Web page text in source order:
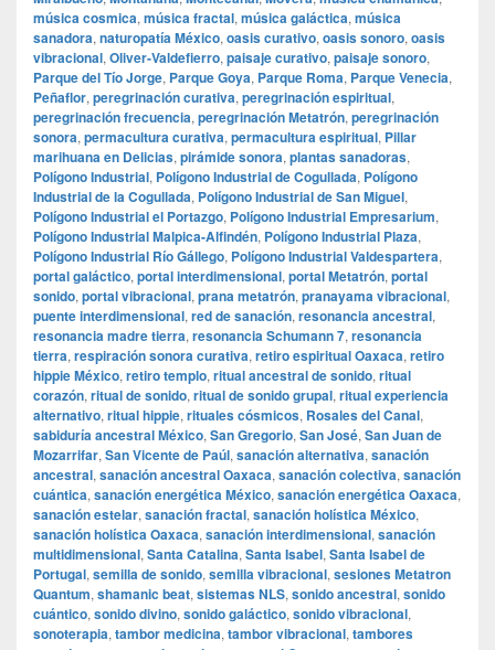
música cosmica, música fractal, música galáctica, música
sanadora, naturopatía México, oasis curativo, oasis sonoro, oasis
vibracional, Oliver-Valdefierro, paisaje curativo, paisaje sonoro,
Parque del Tío Jorge, Parque Goya, Parque Roma, Parque Venecia,
Peñaflor, peregrinación curativa, peregrinación espiritual,
peregrinación frecuencia, peregrinación Metatrón, peregrinación
sonora, permacultura curativa, permacultura espiritual, Pillar
marihuana en Delicias, pirámide sonora, plantas sanadoras,
Polígono Industrial, Polígono Industrial de Cogullada, Polígono
Industrial de la Cogullada, Polígono Industrial de San Miguel,
Polígono Industrial el Portazgo, Polígono Industrial Empresarium,
Polígono Industrial Malpica-Alfindén, Polígono Industrial Plaza,
Polígono Industrial Río Gállego, Polígono Industrial Valdespartera,
portal galáctico, portal interdimensional, portal Metatrón, portal
sonido, portal vibracional, prana metatrón, pranayama vibracional,
puente interdimensional, red de sanación, resonancia ancestral,
resonancia madre tierra, resonancia Schumann 7, resonancia
tierra, respiración sonora curativa, retiro espiritual Oaxaca, retiro
hippie México, retiro templo, ritual ancestral de sonido, ritual
corazón, ritual de sonido, ritual de sonido grupal, ritual experiencia
alternativo, ritual hippie, rituales cósmicos, Rosales del Canal,
sabiduría ancestral México, San Gregorio, San José, San Juan de
Mozarrifar, San Vicente de Paúl, sanación alternativa, sanación
ancestral, sanación ancestral Oaxaca, sanación colectiva, sanación
cuántica, sanación energética México, sanación energética Oaxaca,
sanación estelar, sanación fractal, sanación holística México,
sanación holística Oaxaca, sanación interdimensional, sanación
multidimensional, Santa Catalina, Santa Isabel, Santa Isabel de
Portugal, semilla de sonido, semilla vibracional, sesiones Metatron
Quantum, shamanic beat, sistemas NLS, sonido ancestral, sonido
cuántico, sonido divino, sonido galáctico, sonido vibracional,
sonoterapia, tambor medicina, tambor vibracional, tambores